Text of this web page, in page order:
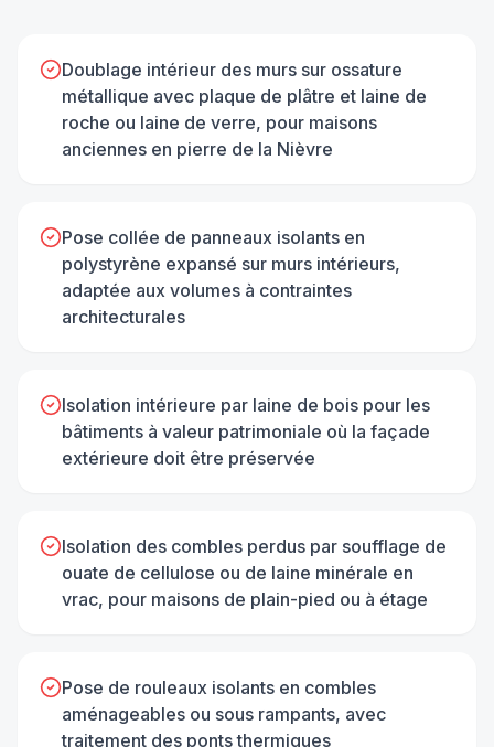
Doublage intérieur des murs sur ossature
métallique avec plaque de plâtre et laine de
roche ou laine de verre, pour maisons
anciennes en pierre de la Nièvre
Pose collée de panneaux isolants en
polystyrène expansé sur murs intérieurs,
adaptée aux volumes à contraintes
architecturales
Isolation intérieure par laine de bois pour les
bâtiments à valeur patrimoniale où la façade
extérieure doit être préservée
Isolation des combles perdus par soufflage de
ouate de cellulose ou de laine minérale en
vrac, pour maisons de plain-pied ou à étage
Pose de rouleaux isolants en combles
aménageables ou sous rampants, avec
traitement des ponts thermiques